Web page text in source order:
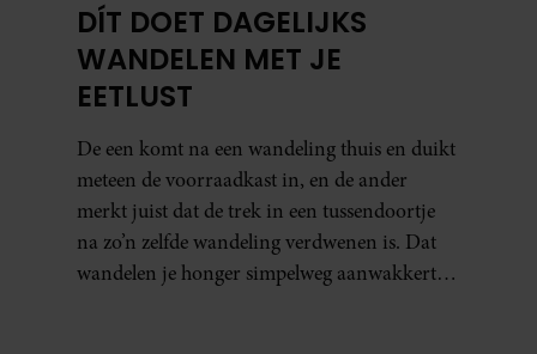
DÍT DOET DAGELIJKS
WANDELEN MET JE
EETLUST
De een komt na een wandeling thuis en duikt
meteen de voorraadkast in, en de ander
merkt juist dat de trek in een tussendoortje
na zo’n zelfde wandeling verdwenen is. Dat
wandelen je honger simpelweg aanwakkert,